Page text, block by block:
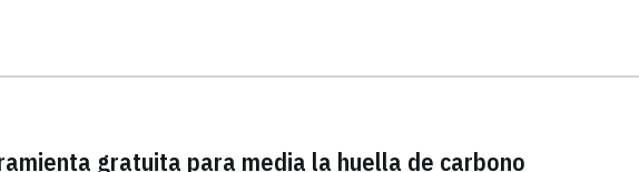
gratuita para media la huella de carbono